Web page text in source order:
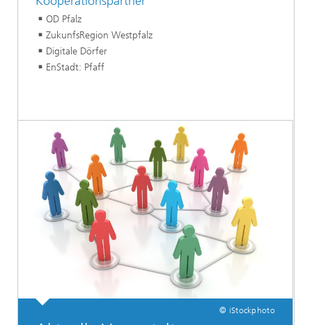
OD Pfalz
ZukunfsRegion Westpfalz
Digitale Dörfer
EnStadt: Pfaff
© iStockphoto